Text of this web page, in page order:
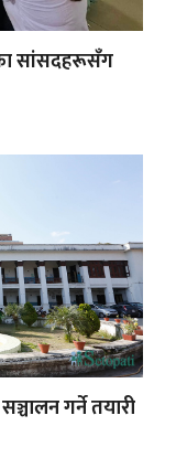
सांसदहरूसँग
गर्ने तयारी